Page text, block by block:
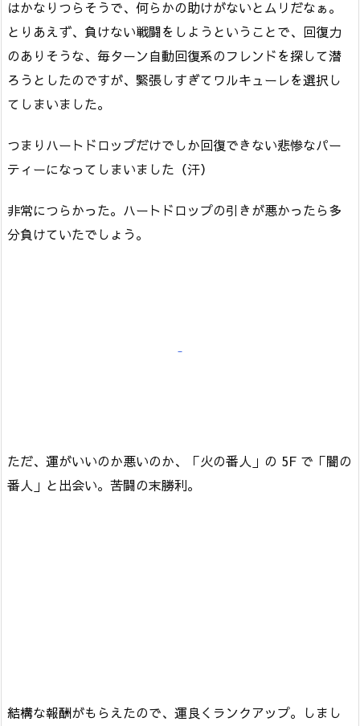
はかなりつらそうで、何らかの助けがないとムリだなぁ。
とりあえず、負けない戦闘をしようということで、回復力
のありそうな、毎ターン自動回復系のフレンドを探して潜
ろうとしたのですが、緊張しすぎてワルキューレを選択し
てしまいました。
つまりハートドロップだけでしか回復できない悲惨なパー
ティーになってしまいました（汗）
非常につらかった。ハートドロップの引きが悪かったら多
分負けていたでしょう。
ただ、運がいいのか悪いのか、「火の番人」の 5F で「闇の
番人」と出会い。苦闘の末勝利。
結構な報酬がもらえたので、運良くランクアップ。しまし